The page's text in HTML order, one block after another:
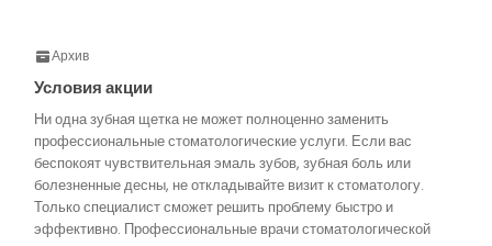
Архив
Условия акции
Ни одна зубная щетка не может полноценно заменить
профессиональные стоматологические услуги. Если вас
беспокоят чувствительная эмаль зубов, зубная боль или
болезненные десны, не откладывайте визит к стоматологу.
Только специалист сможет решить проблему быстро и
эффективно. Профессиональные врачи стоматологической